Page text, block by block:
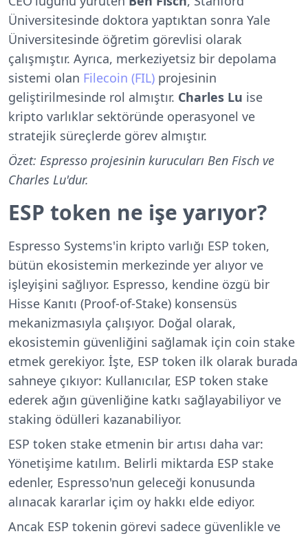
Üniversitesinde doktora yaptıktan sonra Yale
Üniversitesinde öğretim görevlisi olarak
çalışmıştır. Ayrıca, merkeziyetsiz bir depolama
sistemi olan Filecoin (FIL) projesinin
geliştirilmesinde rol almıştır. Charles Lu ise
kripto varlıklar sektöründe operasyonel ve
stratejik süreçlerde görev almıştır.
Özet: Espresso projesinin kurucuları Ben Fisch ve
Charles Lu'dur.
ESP token ne işe yarıyor?
Espresso Systems'in kripto varlığı ESP token,
bütün ekosistemin merkezinde yer alıyor ve
işleyişini sağlıyor. Espresso, kendine özgü bir
Hisse Kanıtı (Proof-of-Stake) konsensüs
mekanizmasıyla çalışıyor. Doğal olarak,
ekosistemin güvenliğini sağlamak için coin stake
etmek gerekiyor. İşte, ESP token ilk olarak burada
sahneye çıkıyor: Kullanıcılar, ESP token stake
ederek ağın güvenliğine katkı sağlayabiliyor ve
staking ödülleri kazanabiliyor.
ESP token stake etmenin bir artısı daha var:
Yönetişime katılım. Belirli miktarda ESP stake
edenler, Espresso'nun geleceği konusunda
alınacak kararlar içim oy hakkı elde ediyor.
Ancak ESP tokenin görevi sadece güvenlikle ve